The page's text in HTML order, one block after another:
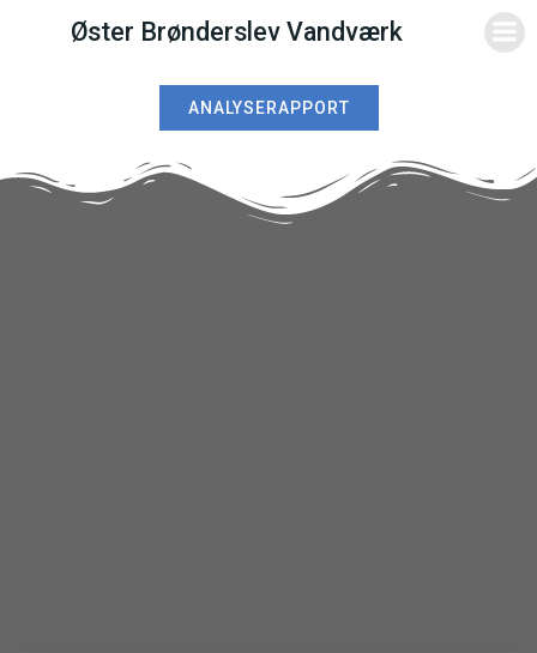
til
Øster Brønderslev Vandværk
ANALYSERAPPORT